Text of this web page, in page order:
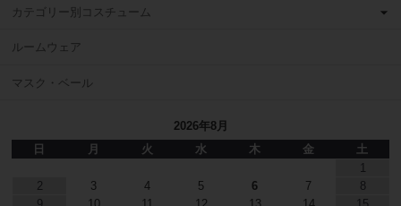
カテゴリー別コスチューム
ルームウェア
マスク・ベール
2026年8月
日
月 火 水 木 金
土
1
2
3 4 5 6 7
8